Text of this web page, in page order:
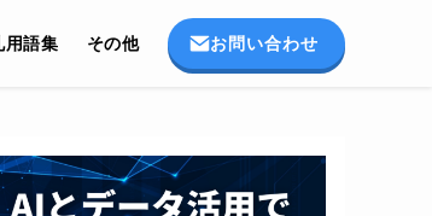
用語集 その他 お問い合わせ